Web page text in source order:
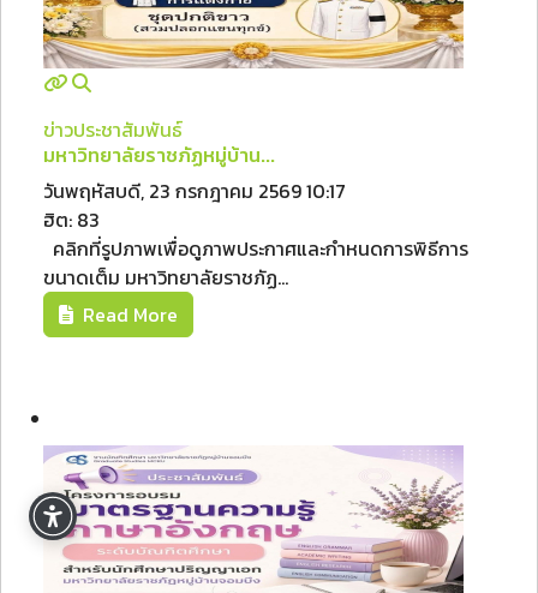
ข่าวประชาสัมพันธ์
มหาวิทยาลัยราชภัฏหมู่บ้าน...
วันพฤหัสบดี, 23 กรกฎาคม 2569 10:17
ฮิต: 83
คลิกที่รูปภาพเพื่อดูภาพประกาศและกำหนดการพิธีการ
ขนาดเต็ม มหาวิทยาลัยราชภัฏ...
Read More